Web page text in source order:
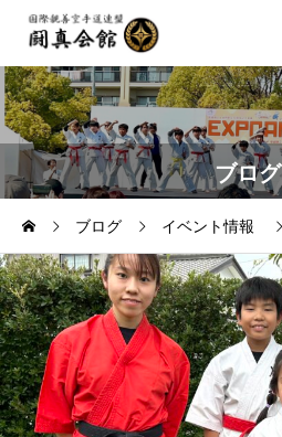
ブログ
ブログ イベント情報